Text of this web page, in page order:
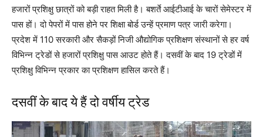
हजारों प्रशिक्षु छात्रों को बड़ी राहत मिली है। बशर्ते आईटीआई के चारों सेमेस्टर में
पास हों। दो पेपरों में पास होने पर शिक्षा बोर्ड उन्हें प्रमाण पत्र जारी करेगा।
प्रदेश में 110 सरकारी और सैकड़ों निजी औद्योगिक प्रशिक्षण संस्थानों से हर वर्ष
विभिन्न ट्रेडों से हजारों प्रशिक्षु पास आउट होते हैं। दसवीं के बाद 19 ट्रेडों में
प्रशिक्षु विभिन्न प्रकार का प्रशिक्षण हासिल करते हैं।
दसवीं के बाद ये हैं दो वर्षीय ट्रेड